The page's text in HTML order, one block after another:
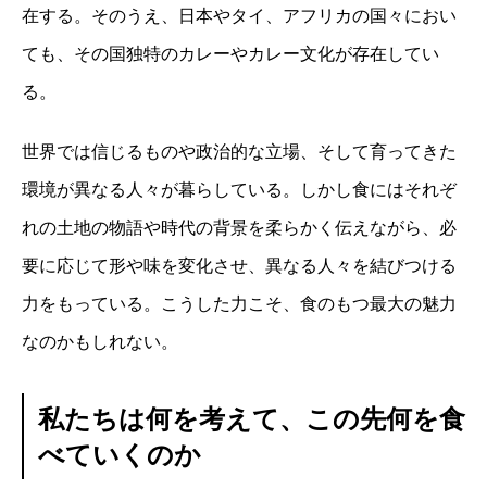
在する。そのうえ、日本やタイ、アフリカの国々におい
ても、その国独特のカレーやカレー文化が存在してい
る。
世界では信じるものや政治的な立場、そして育ってきた
環境が異なる人々が暮らしている。しかし食にはそれぞ
れの土地の物語や時代の背景を柔らかく伝えながら、必
要に応じて形や味を変化させ、異なる人々を結びつける
力をもっている。こうした力こそ、食のもつ最大の魅力
なのかもしれない。
私たちは何を考えて、この先何を食
べていくのか